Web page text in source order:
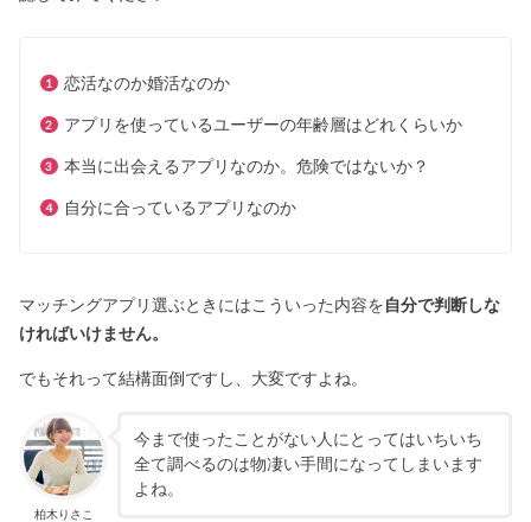
恋活なのか婚活なのか
アプリを使っているユーザーの年齢層はどれくらいか
本当に出会えるアプリなのか。危険ではないか？
自分に合っているアプリなのか
マッチングアプリ選ぶときにはこういった内容を自分で判断しな
ければいけません。
でもそれって結構面倒ですし、大変ですよね。
柏木りさこ
今まで使ったことがない人にとってはいちいち
全て調べるのは物凄い手間になってしまいます
よね。